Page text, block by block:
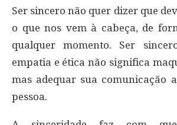
Ser sincero não quer dizer que
o que nos vem à cabeça, de
qualquer momento. Ser
empatia e ética não significa
mas adequar sua comunicação
pessoa.